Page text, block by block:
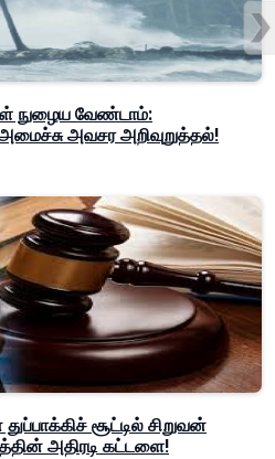
நுழைய வேண்டாம்:
அவசர அறிவுறுத்தல்!
சூட்டில் சிறுவன்
அதிரடி கட்டளை!